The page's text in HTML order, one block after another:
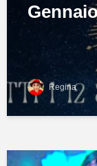
Regina